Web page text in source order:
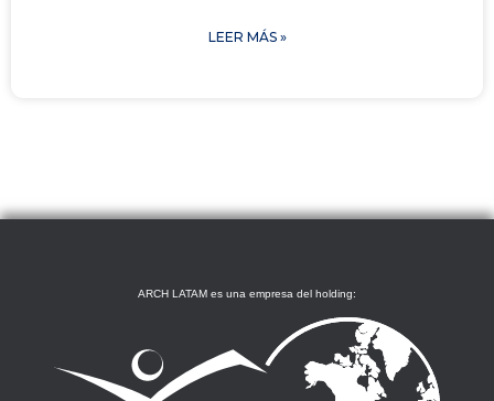
LEER MÁS »
ARCH LATAM es una empresa del holding: